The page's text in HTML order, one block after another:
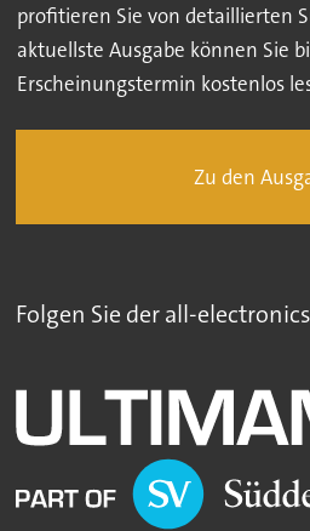
profitieren Sie von detaillierten
aktuellste Ausgabe können Sie
Erscheinungstermin kostenlos
Zu den
Folgen Sie der all-